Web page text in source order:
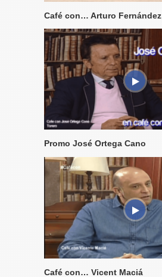
Café con… Arturo Fernández
Promo José Ortega Cano
Café con… Vicent Maciá